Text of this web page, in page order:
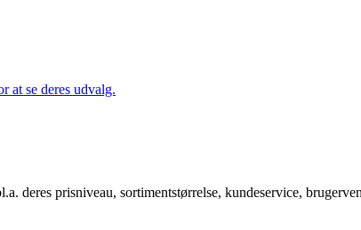
at se deres udvalg.
deres prisniveau, sortimentstørrelse, kundeservice,